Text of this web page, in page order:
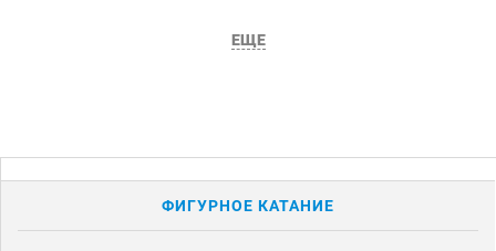
ЕЩЕ
ФИГУРНОЕ КАТАНИЕ